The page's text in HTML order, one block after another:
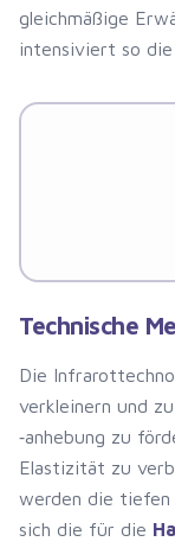
gleichmäßige
intensiviert so die
Technische
Die
verkleinern und
‑anhebung zu
Elastizität zu
werden die tiefen
sich die für die